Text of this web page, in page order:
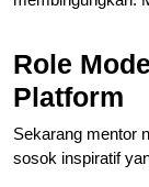
Role
Platform
Sekarang mentor
sosok inspiratif